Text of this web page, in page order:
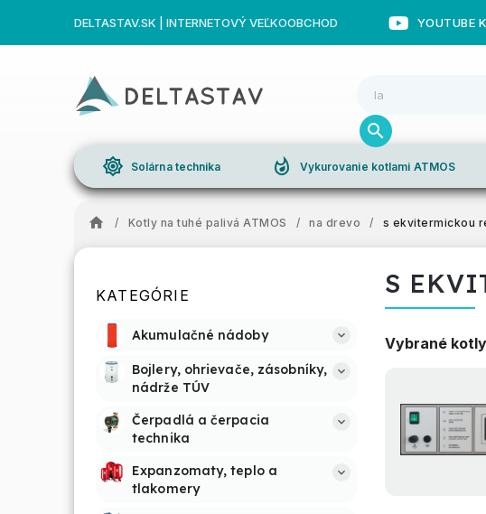
DELTASTAV.SK | INTERNETOVÝ VEĽKOOBCHOD YOUTUBE
brightness_high Solárna technika whatshot Vykurovanie kotlami ATMOS
/ Kotly na tuhé palivá ATMOS / na drevo / s ekvitermickou
KATEGÓRIE
Akumulačné nádoby
Bojlery, ohrievače, zásobníky,
nádrže TÚV
Čerpadlá a čerpacia
technika
Expanzomaty, teplo a
tlakomery
S
Vybrané kotly